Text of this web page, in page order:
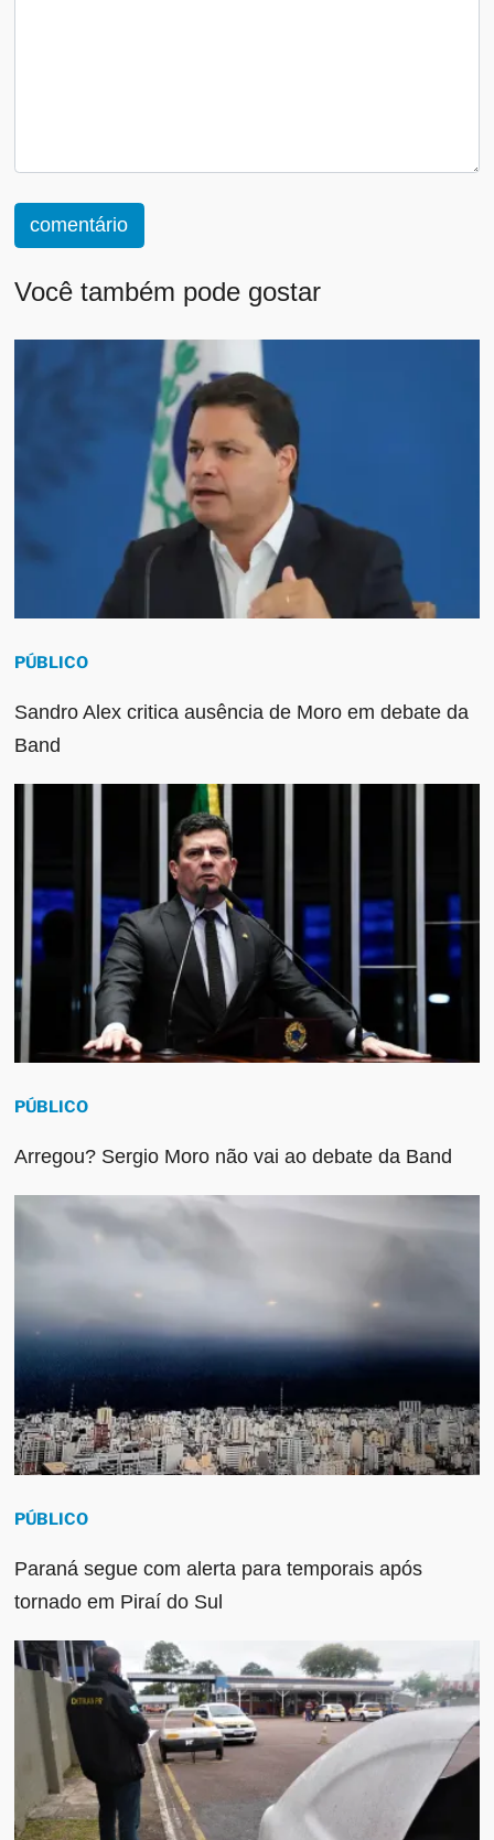
comentário
Você também pode gostar
PÚBLICO
Sandro Alex critica ausência de Moro em debate da
Band
PÚBLICO
Arregou? Sergio Moro não vai ao debate da Band
PÚBLICO
Paraná segue com alerta para temporais após
tornado em Piraí do Sul